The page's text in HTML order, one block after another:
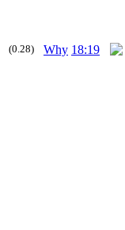
(0.28) Why 18:19